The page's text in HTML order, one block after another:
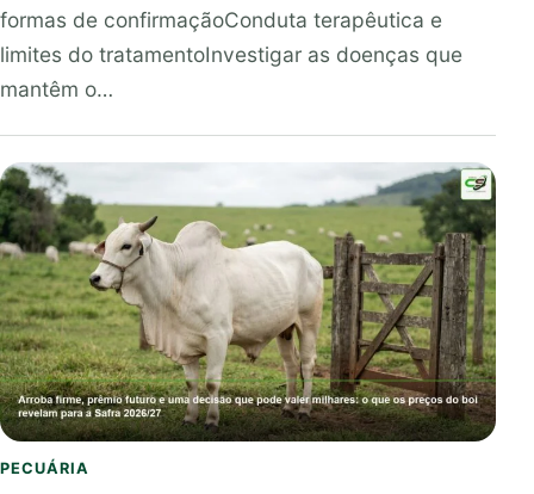
formas de confirmaçãoConduta terapêutica e
limites do tratamentoInvestigar as doenças que
mantêm o…
PECUÁRIA